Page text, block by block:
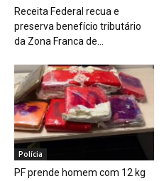
Receita Federal recua e
preserva benefício tributário
da Zona Franca de...
Polícia
PF prende homem com 12 kg